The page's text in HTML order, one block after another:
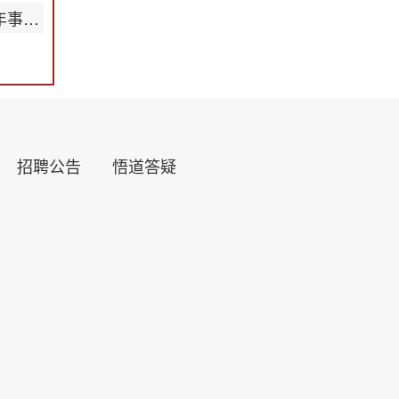
1977 年出生属蛇人 2025 年事业运势
招聘公告
悟道答疑